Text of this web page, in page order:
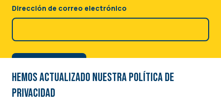
Dirección de correo electrónico
Hemos actualizado nuestra Política de
privacidad